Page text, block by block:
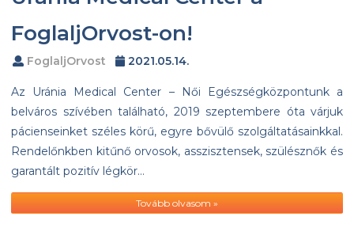
FoglaljOrvost-on!
FoglaljOrvost 2021.05.14.
Az Uránia Medical Center – Női Egészségközpontunk a
belváros szívében található, 2019 szeptembere óta várjuk
pácienseinket széles körű, egyre bővülő szolgáltatásainkkal.
Rendelőnkben kitűnő orvosok, asszisztensek, szülésznők és
garantált pozitív légkör…
Tovább olvasom »